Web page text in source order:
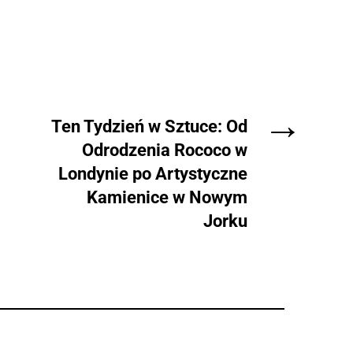
Ten Tydzień w Sztuce: Od
Odrodzenia Rococo w
Londynie po Artystyczne
Kamienice w Nowym
Jorku
→